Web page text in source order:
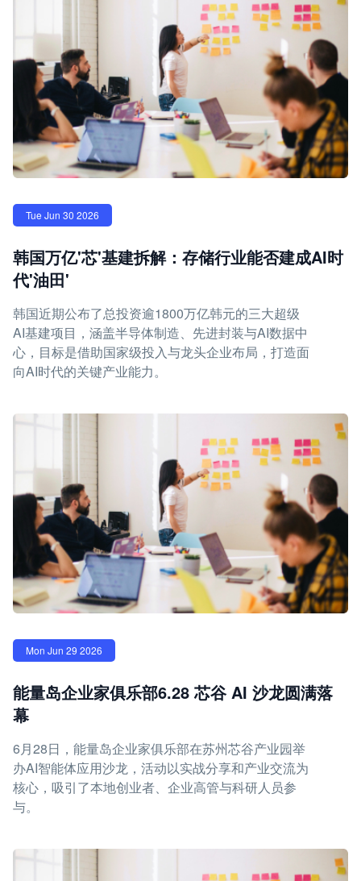
Tue Jun 30 2026
韩国万亿'芯'基建拆解：存储行业能否建成AI时
代'油田'
韩国近期公布了总投资逾1800万亿韩元的三大超级
AI基建项目，涵盖半导体制造、先进封装与AI数据中
心，目标是借助国家级投入与龙头企业布局，打造面
向AI时代的关键产业能力。
Mon Jun 29 2026
能量岛企业家俱乐部6.28 芯谷 AI 沙龙圆满落
幕
6月28日，能量岛企业家俱乐部在苏州芯谷产业园举
办AI智能体应用沙龙，活动以实战分享和产业交流为
核心，吸引了本地创业者、企业高管与科研人员参
与。